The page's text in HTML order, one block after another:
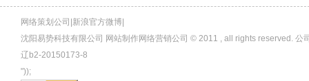
网络策划公司|新浪官方微博|
沈阳易势科技有限公司 网站制作网络营销公司 © 2011 , all rights reserved.
辽b2-20150173-8
"));